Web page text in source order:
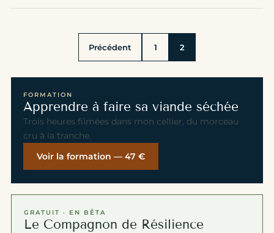
Pagination des
Précédent 1 2
FORMATION
Apprendre à faire sa viande séchée
Trois heures filmées dans mon cellier, du morceau
cru à la tranche.
Voir la formation — 47 €
GRATUIT · EN BÊTA
Le Compagnon de Résilience